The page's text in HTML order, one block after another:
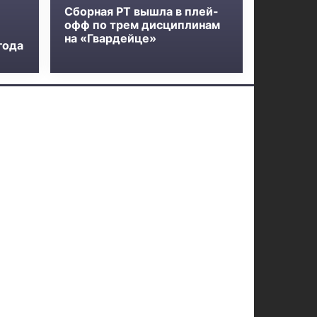
Сборная РТ вышла в плей-
офф по трем дисциплинам
на «Гвардейце»